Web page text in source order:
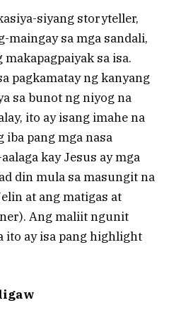
siyang storyteller,
maingay sa mga sandali,
sa isa.
pagkamatay ng kanyang
sa bunot ng niyog na
ito ay isang imahe na
pang mga nasa
kay Jesus ay mga
din mula sa masungit na
at ang matigas at
Ang maliit ngunit
ito ay isa pang highlight